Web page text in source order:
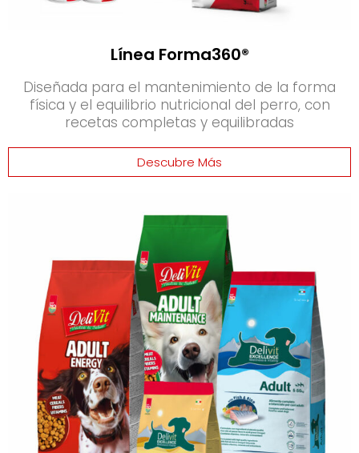
Línea Forma360®
Diseñada para el mantenimiento de la forma
física y el equilibrio nutricional del perro, con
recetas completas y equilibradas
Descubre Más